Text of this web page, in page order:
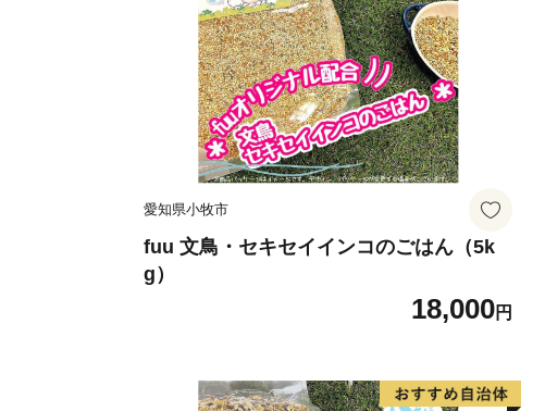
愛知県小牧市
fuu 文鳥・セキセイインコのごはん（5k
g）
18,000円